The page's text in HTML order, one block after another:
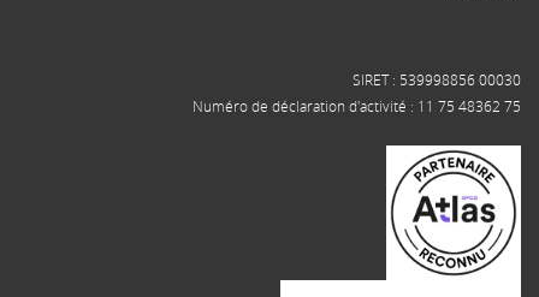
SIRET : 539998856 00030
Numéro de déclaration d'activité : 11 75 48362 75